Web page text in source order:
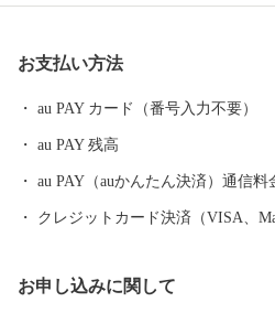
だき、ご協力ご支援いただきますよ
お支払い方法
au PAY カード（番号入力不要）
au PAY 残高
au PAY（auかんたん決済）通信料
クレジットカード決済（VISA、
お申し込みに関して